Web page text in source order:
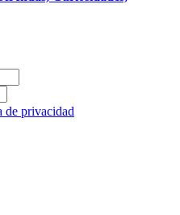
de privacidad